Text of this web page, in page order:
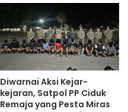
Diwarnai Aksi Kejar-
kejaran, Satpol PP Ciduk
Remaja yang Pesta Miras